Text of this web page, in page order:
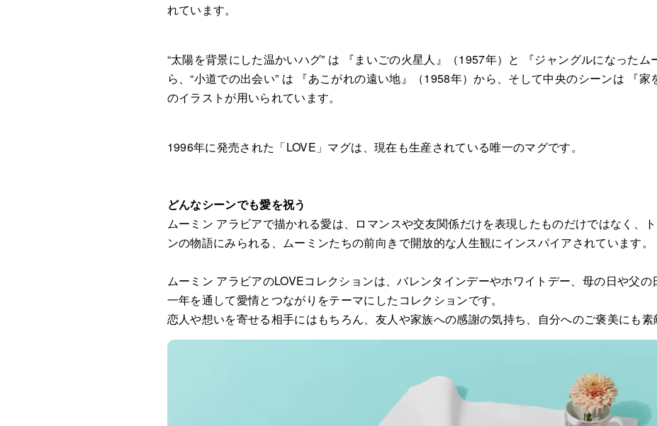
れています。
“太陽を背景にした温かいハグ” は 『まいごの火星人』（1957年）と 『ジャングルになった
ら、“小道での出会い” は 『あこがれの遠い地』（1958年）から、そして中央のシーンは 『家
のイラストが用いられています。
1996年に発売された「LOVE」マグは、現在も生産されている唯一のマグです。
どんなシーンでも愛を祝う
ムーミン アラビアで描かれる愛は、ロマンスや交友関係だけを表現したものだけではなく、
ンの物語にみられる、ムーミンたちの前向きで開放的な人生観にインスパイアされています。
ムーミン アラビアのLOVEコレクションは、バレンタインデーやホワイトデー、母の日や父の
一年を通して愛情とつながりをテーマにしたコレクションです。
恋人や想いを寄せる相手にはもちろん、友人や家族への感謝の気持ち、自分へのご褒美にも素